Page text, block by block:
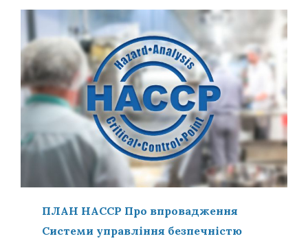
ПЛАН НАССР Про впровадження
Системи управління безпечністю